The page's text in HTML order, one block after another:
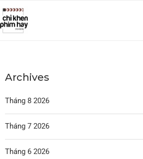
Archives
Tháng 8 2026
Tháng 7 2026
Tháng 6 2026